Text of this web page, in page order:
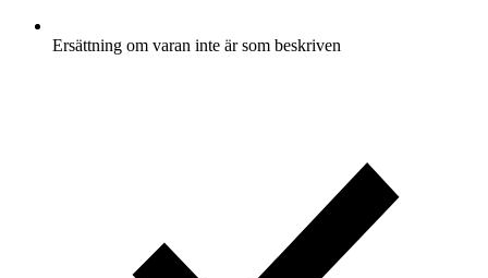
Ersättning om varan inte är som beskriven